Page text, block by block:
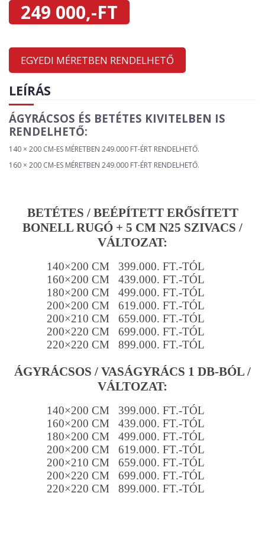
249 000,-FT
EGYEDI MÉRETBEN RENDELHETŐ
LEÍRÁS
ÁGYRÁCSOS ÉS BETÉTES KIVITELBEN IS
RENDELHETŐ:
140 × 200 CM-ES MÉRETBEN 249.000 FT-ÉRT RENDELHETŐ.
160 × 200 CM-ES MÉRETBEN 249.000 FT-ÉRT RENDELHETŐ.
BETÉTES / BEÉPÍTETT ERŐSÍTETT
BONELL RUGÓ + 5 CM N25 SZIVACS /
VÁLTOZAT:
140×200 CM 399.000. FT.-TÓL
160×200 CM 439.000. FT.-TÓL
180×200 CM 499.000. FT.-TÓL
200×200 CM 619.000. FT.-TÓL
200×210 CM 659.000. FT.-TÓL
200×220 CM 699.000. FT.-TÓL
220×220 CM 899.000. FT.-TÓL
ÁGYRÁCSOS / VASÁGYRÁCS 1 DB-BÓL /
VÁLTOZAT:
140×200 CM 399.000. FT.-TÓL
160×200 CM 439.000. FT.-TÓL
180×200 CM 499.000. FT.-TÓL
200×200 CM 619.000. FT.-TÓL
200×210 CM 659.000. FT.-TÓL
200×220 CM 699.000. FT.-TÓL
220×220 CM 899.000. FT.-TÓL